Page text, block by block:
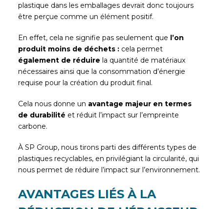
plastique dans les emballages devrait donc toujours
être perçue comme un élément positif.
En effet, cela ne signifie pas seulement que l’on
produit moins de déchets : cela permet
également de réduire la quantité de matériaux
nécessaires ainsi que la consommation d’énergie
requise pour la création du produit final.
Cela nous donne un avantage majeur en termes
de durabilité et réduit l’impact sur l’empreinte
carbone.
À SP Group, nous tirons parti des différents types de
plastiques recyclables, en privilégiant la circularité, qui
nous permet de réduire l’impact sur l’environnement.
AVANTAGES LIÉS À LA